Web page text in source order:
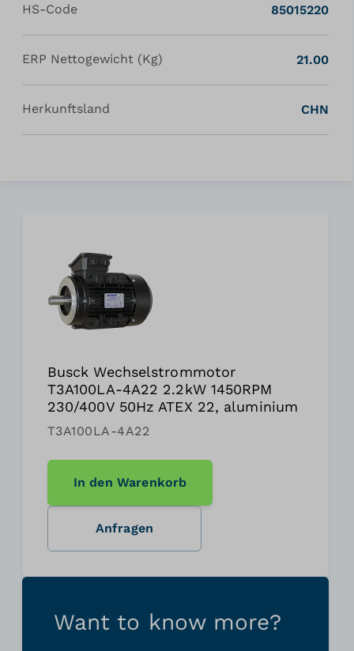
HS-Code 85015220
ERP Nettogewicht (Kg) 21.00
Herkunftsland CHN
Busck Wechselstrommotor
T3A100LA-4A22 2.2kW 1450RPM
230/400V 50Hz ATEX 22, aluminium
T3A100LA-4A22
In den Warenkorb
Anfragen
Want to know more?